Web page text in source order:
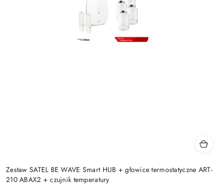
Zestaw SATEL BE WAVE Smart HUB + głowice termostatyczne ART-
210 ABAX2 + czujnik temperatury